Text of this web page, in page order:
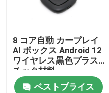
8 コア自動 カープレイ
AI ボックス Android 12
ワイヤレス黒色プラス
チック材料
ベストプライス